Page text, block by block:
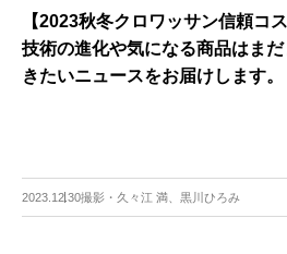
【2023秋冬クロワッサン信頼コ
技術の進化や気になる商品はま
きたいニュースをお届けします。
2023.12.30撮影・久々江 満、黒川ひろみ